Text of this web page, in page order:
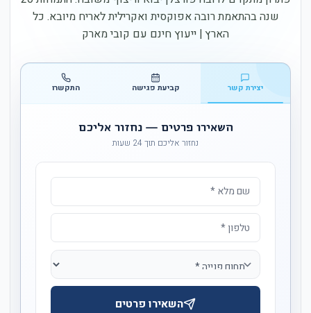
שנה בהתאמת רובה אפוקסית ואקרילית לאריח מיובא. כל
הארץ | ייעוץ חינם עם קובי מארק
יצירת קשר קביעת פגישה התקשרו
השאירו פרטים — נחזור אליכם
נחזור אליכם תוך 24 שעות
השאירו פרטים